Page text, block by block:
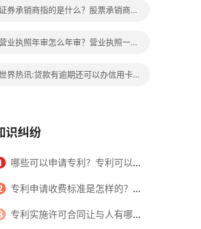
券承销商指的是什么？股票承销商职
营业执照年审怎么年审？营业执照一般
界热讯:贷款有逾期还可以办信用卡
识纠纷
哪些可以申请专利？专利可以同
多个人一起申请吗？
专利申请收费标准是怎样的？申
不同类型的专利所需要的钱不同
专利实施许可合同让与人有哪些